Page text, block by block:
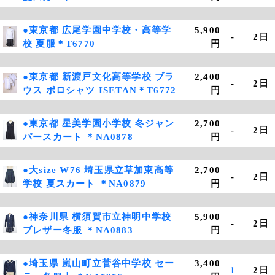
●東京都 広尾学園中学校・高等学
校 夏服＊T6770
5,900
円
- 2日
●東京都 新渡戸文化高等学校 ブラ
ウス ポロシャツ ISETAN＊T6772
2,400
円
- 2日
●東京都 星美学園小学校 冬ジャン
パースカート ＊NA0878
2,700
円
- 2日
●大size W76 埼玉県立草加東高等
学校 夏スカート ＊NA0879
2,700
円
- 2日
●神奈川県 横須賀市立神明中学校
ブレザー冬服 ＊NA0883
5,900
円
- 2日
●埼玉県 嵐山町立菅谷中学校 セー
3,400
1 2日